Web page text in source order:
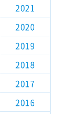
TMTについて講
2021
2020
2019
2018
2017
2016